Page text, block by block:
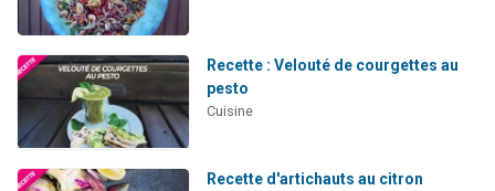
Recette : Velouté de courgettes au
pesto
Cuisine
Recette d'artichauts au citron